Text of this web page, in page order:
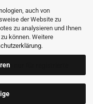
auch von
der Website zu
zu analysieren und Ihnen
können. Weitere
.
nur für registrierte